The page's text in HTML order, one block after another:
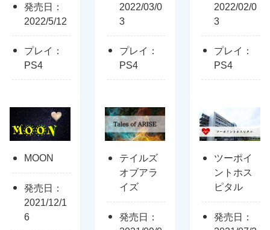
発売日：
2022/5/12
プレイ：
PS4
2022/03/0
3
プレイ：
PS4
2022/02/0
3
プレイ：
PS4
MOON
発売日：
2021/12/1
6
テイルズ
オブアラ
イズ
発売日：
ツーポイ
ントホス
ピタル
発売日：